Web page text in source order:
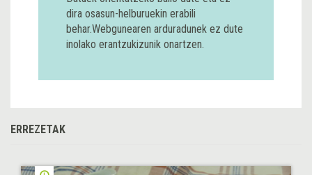
dira osasun-helburuekin erabili
behar.Webgunearen arduradunek ez dute
inolako erantzukizunik onartzen.
ERREZETAK